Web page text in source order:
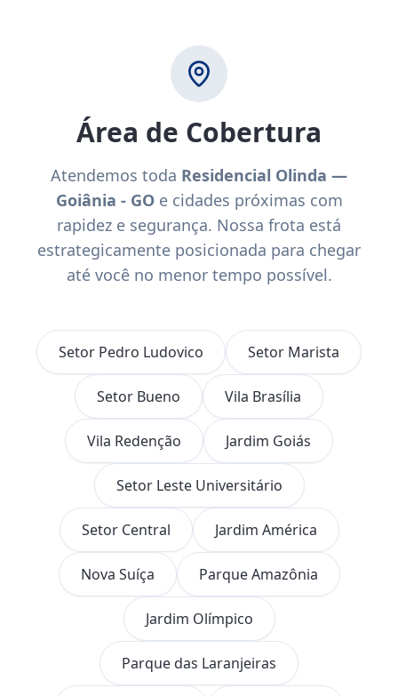
Área de Cobertura
Atendemos toda Residencial Olinda —
Goiânia - GOe cidades próximas com
rapidez e segurança. Nossa frota está
estrategicamente posicionada para chegar
até você no menor tempo possível.
Setor Pedro Ludovico Setor Marista
Setor Bueno Vila Brasília
Vila Redenção Jardim Goiás
Setor Leste Universitário
Setor Central Jardim América
Nova Suíça Parque Amazônia
Jardim Olímpico
Parque das Laranjeiras